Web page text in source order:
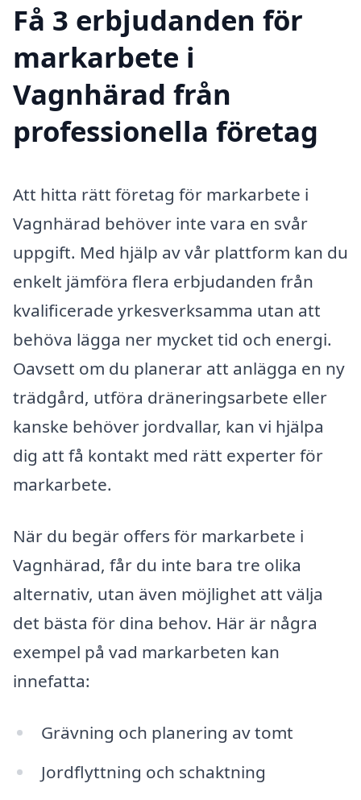
Få 3 erbjudanden för
markarbete i
Vagnhärad från
professionella företag
Att hitta rätt företag för markarbete i
Vagnhärad behöver inte vara en svår
uppgift. Med hjälp av vår plattform kan du
enkelt jämföra flera erbjudanden från
kvalificerade yrkesverksamma utan att
behöva lägga ner mycket tid och energi.
Oavsett om du planerar att anlägga en ny
trädgård, utföra dräneringsarbete eller
kanske behöver jordvallar, kan vi hjälpa
dig att få kontakt med rätt experter för
markarbete.
När du begär offers för markarbete i
Vagnhärad, får du inte bara tre olika
alternativ, utan även möjlighet att välja
det bästa för dina behov. Här är några
exempel på vad markarbeten kan
innefatta:
Grävning och planering av tomt
Jordflyttning och schaktning